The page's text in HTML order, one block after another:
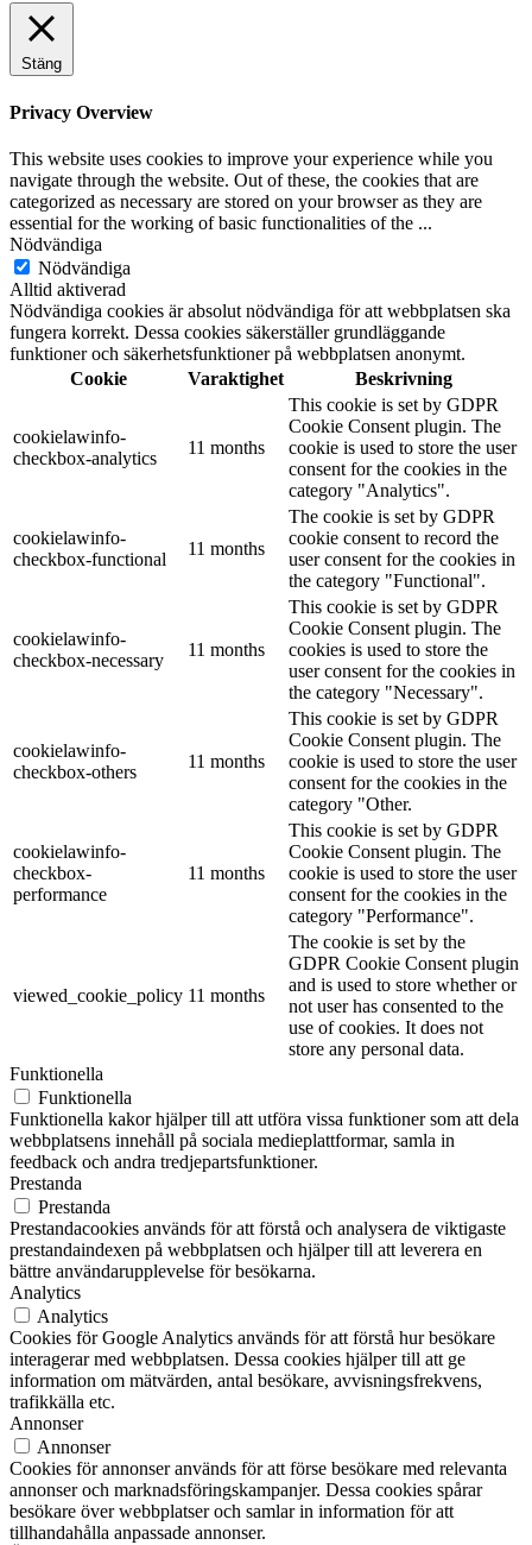
Stäng
Privacy Overview
This website uses cookies to improve your experience while you
navigate through the website. Out of these, the cookies that are
categorized as necessary are stored on your browser as they are
essential for the working of basic functionalities of the ...
Nödvändiga
Nödvändiga
Alltid aktiverad
Nödvändiga cookies är absolut nödvändiga för att webbplatsen ska
fungera korrekt. Dessa cookies säkerställer grundläggande
funktioner och säkerhetsfunktioner på webbplatsen anonymt.
Cookie
Varaktighet Beskrivning
cookielawinfo-
checkbox-analytics
11 months
This cookie is set by GDPR
Cookie Consent plugin. The
cookie is used to store the user
consent for the cookies in the
category "Analytics".
cookielawinfo-
checkbox-functional
11 months
The cookie is set by GDPR
cookie consent to record the
user consent for the cookies in
the category "Functional".
cookielawinfo-
checkbox-necessary
11 months
This cookie is set by GDPR
Cookie Consent plugin. The
cookies is used to store the
user consent for the cookies in
the category "Necessary".
cookielawinfo-
checkbox-others
11 months
This cookie is set by GDPR
Cookie Consent plugin. The
cookie is used to store the user
consent for the cookies in the
category "Other.
cookielawinfo-
checkbox-
performance
11 months
This cookie is set by GDPR
Cookie Consent plugin. The
cookie is used to store the user
consent for the cookies in the
category "Performance".
viewed_cookie_policy 11 months
The cookie is set by the
GDPR Cookie Consent plugin
and is used to store whether or
not user has consented to the
use of cookies. It does not
store any personal data.
Funktionella
Funktionella
Funktionella kakor hjälper till att utföra vissa funktioner som att dela
webbplatsens innehåll på sociala medieplattformar, samla in
feedback och andra tredjepartsfunktioner.
Prestanda
Prestanda
Prestandacookies används för att förstå och analysera de viktigaste
prestandaindexen på webbplatsen och hjälper till att leverera en
bättre användarupplevelse för besökarna.
Analytics
Analytics
Cookies för Google Analytics används för att förstå hur besökare
interagerar med webbplatsen. Dessa cookies hjälper till att ge
information om mätvärden, antal besökare, avvisningsfrekvens,
trafikkälla etc.
Annonser
Annonser
Cookies för annonser används för att förse besökare med relevanta
annonser och marknadsföringskampanjer. Dessa cookies spårar
besökare över webbplatser och samlar in information för att
tillhandahålla anpassade annonser.